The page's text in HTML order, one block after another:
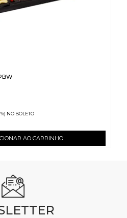
NO BOLETO
AO CARRINHO